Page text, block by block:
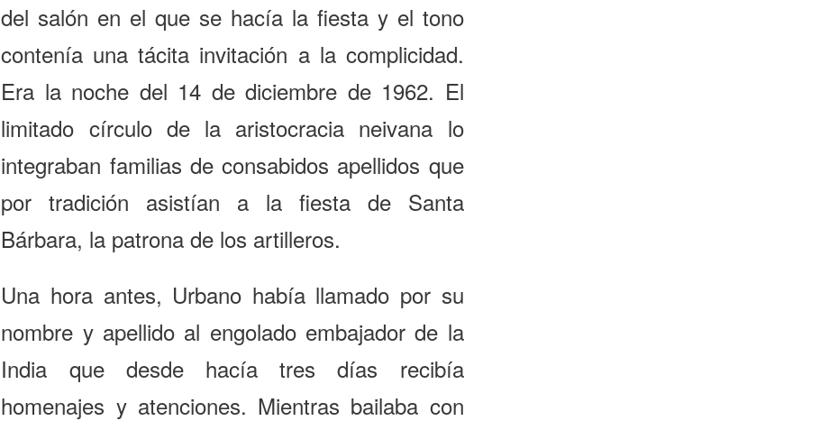
del salón en el que se hacía la fiesta y el tono
contenía una tácita invitación a la complicidad.
Era la noche del 14 de diciembre de 1962. El
limitado círculo de la aristocracia neivana lo
integraban familias de consabidos apellidos que
por tradición asistían a la fiesta de Santa
Bárbara, la patrona de los artilleros.
Una hora antes, Urbano había llamado por su
nombre y apellido al engolado embajador de la
India que desde hacía tres días recibía
homenajes y atenciones. Mientras bailaba con